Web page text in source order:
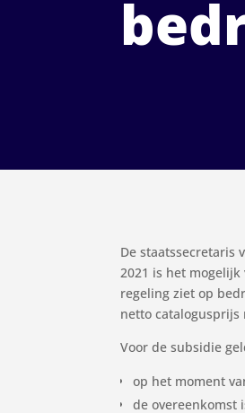
De staatssecretaris
2021 is het
regeling ziet op
netto catalogusprijs
Voor de subsidie
op het moment
de overeenkomst